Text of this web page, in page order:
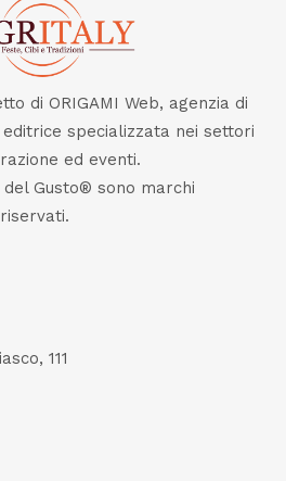
di ORIGAMI Web, agenzia di
editrice specializzata nei settori
ed eventi.
Gusto® sono marchi
111